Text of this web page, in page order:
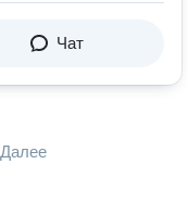
Чат
Далее